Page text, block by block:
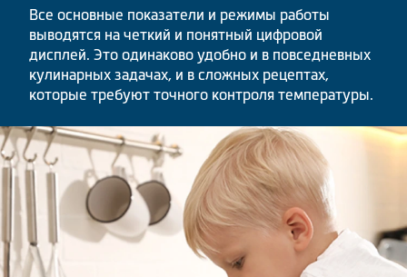
Все основные показатели и режимы работы
выводятся на четкий и понятный цифровой
дисплей. Это одинаково удобно и в повседневных
кулинарных задачах, и в сложных рецептах,
которые требуют точного контроля температуры.